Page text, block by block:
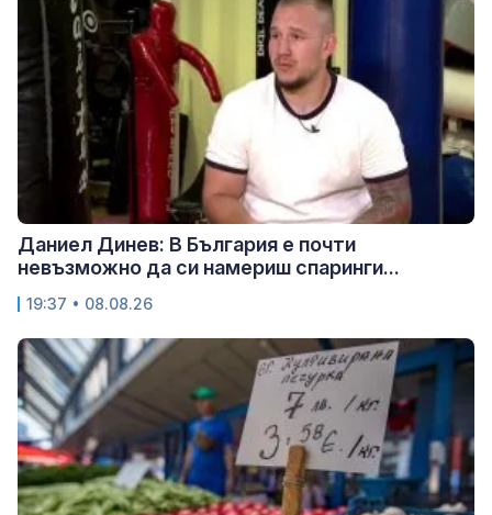
Даниел Динев: В България е почти
невъзможно да си намериш спаринги...
19:37 • 08.08.26